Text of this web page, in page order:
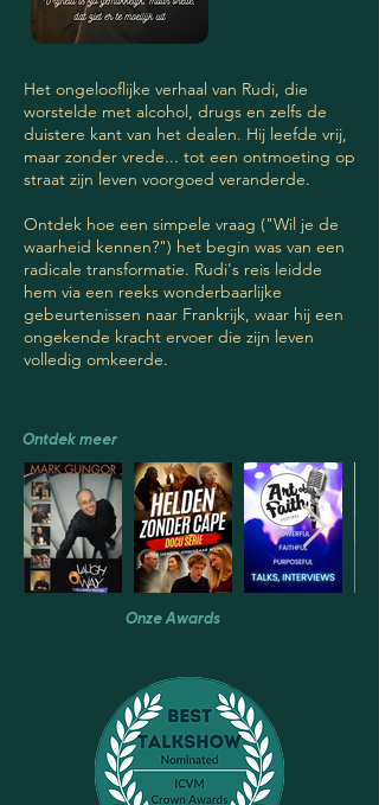
Het ongelooflijke verhaal van Rudi, die
worstelde met alcohol, drugs en zelfs de
duistere kant van het dealen. Hij leefde vrij,
maar zonder vrede... tot een ontmoeting op
straat zijn leven voorgoed veranderde.
Ontdek hoe een simpele vraag ("Wil je de
waarheid kennen?") het begin was van een
radicale transformatie. Rudi's reis leidde
hem via een reeks wonderbaarlijke
gebeurtenissen naar Frankrijk, waar hij een
ongekende kracht ervoer die zijn leven
volledig omkeerde.
Ontdek meer
Onze Awards